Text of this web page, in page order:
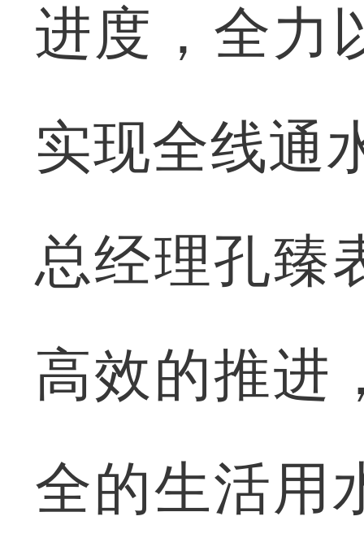
进度，全力
实现全线通
总经理孔臻
高效的推进
全的生活用